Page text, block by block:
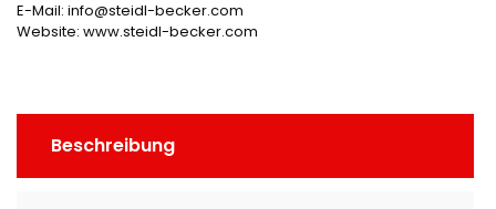
E-Mail: info@steidl-becker.com
Website: www.steidl-becker.com
Beschreibung